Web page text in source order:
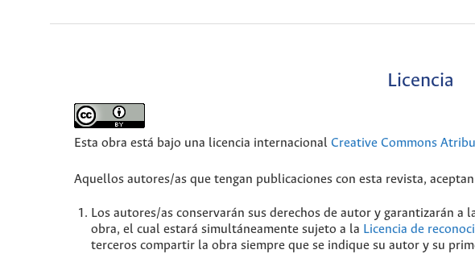
Licencia
Esta obra está bajo una licencia internacional Creative Commons
Aquellos autores/as que tengan publicaciones con esta revista,
Los autores/as conservarán sus derechos de autor y garantizarán
obra, el cual estará simultáneamente sujeto a la Licencia de
terceros compartir la obra siempre que se indique su autor y su